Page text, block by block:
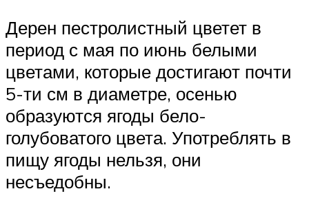
Дерен пестролистный цветет в
период с мая по июнь белыми
цветами, которые достигают почти
5-ти см в диаметре, осенью
образуются ягоды бело-
голубоватого цвета. Употреблять в
пищу ягоды нельзя, они
несъедобны.